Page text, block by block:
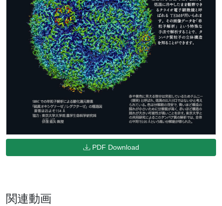
PDF Download
関連動画